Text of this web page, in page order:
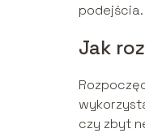
podejścia.
Jak
czy zbyt